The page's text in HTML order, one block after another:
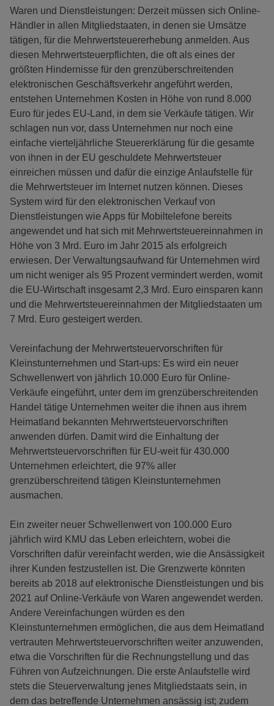
Waren und Dienstleistungen: Derzeit müssen sich Online-
Händler in allen Mitgliedstaaten, in denen sie Umsätze
tätigen, für die Mehrwertsteuererhebung anmelden. Aus
diesen Mehrwertsteuerpflichten, die oft als eines der
größten Hindernisse für den grenzüberschreitenden
elektronischen Geschäftsverkehr angeführt werden,
entstehen Unternehmen Kosten in Höhe von rund 8.000
Euro für jedes EU-Land, in dem sie Verkäufe tätigen. Wir
schlagen nun vor, dass Unternehmen nur noch eine
einfache vierteljährliche Steuererklärung für die gesamte
von ihnen in der EU geschuldete Mehrwertsteuer
einreichen müssen und dafür die einzige Anlaufstelle für
die Mehrwertsteuer im Internet nutzen können. Dieses
System wird für den elektronischen Verkauf von
Dienstleistungen wie Apps für Mobiltelefone bereits
angewendet und hat sich mit Mehrwertsteuereinnahmen in
Höhe von 3 Mrd. Euro im Jahr 2015 als erfolgreich
erwiesen. Der Verwaltungsaufwand für Unternehmen wird
um nicht weniger als 95 Prozent vermindert werden, womit
die EU-Wirtschaft insgesamt 2,3 Mrd. Euro einsparen kann
und die Mehrwertsteuereinnahmen der Mitgliedstaaten um
7 Mrd. Euro gesteigert werden.
Vereinfachung der Mehrwertsteuervorschriften für
Kleinstunternehmen und Start-ups: Es wird ein neuer
Schwellenwert von jährlich 10.000 Euro für Online-
Verkäufe eingeführt, unter dem im grenzüberschreitenden
Handel tätige Unternehmen weiter die ihnen aus ihrem
Heimatland bekannten Mehrwertsteuervorschriften
anwenden dürfen. Damit wird die Einhaltung der
Mehrwertsteuervorschriften für EU-weit für 430.000
Unternehmen erleichtert, die 97% aller
grenzüberschreitend tätigen Kleinstunternehmen
ausmachen.
Ein zweiter neuer Schwellenwert von 100.000 Euro
jährlich wird KMU das Leben erleichtern, wobei die
Vorschriften dafür vereinfacht werden, wie die Ansässigkeit
ihrer Kunden festzustellen ist. Die Grenzwerte könnten
bereits ab 2018 auf elektronische Dienstleistungen und bis
2021 auf Online-Verkäufe von Waren angewendet werden.
Andere Vereinfachungen würden es den
Kleinstunternehmen ermöglichen, die aus dem Heimatland
vertrauten Mehrwertsteuervorschriften weiter anzuwenden,
etwa die Vorschriften für die Rechnungstellung und das
Führen von Aufzeichnungen. Die erste Anlaufstelle wird
stets die Steuerverwaltung jenes Mitgliedstaats sein, in
dem das betreffende Unternehmen ansässig ist; zudem